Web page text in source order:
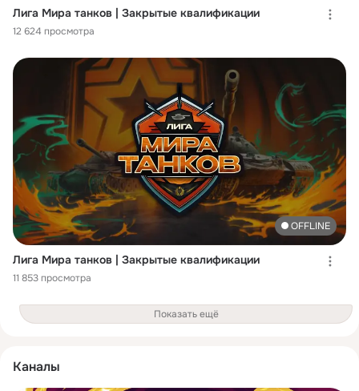
Лига Мира танков | Закрытые квалификации
12 624 просмотра
OFFLINE
Лига Мира танков | Закрытые квалификации
11 853 просмотра
Показать ещё
Каналы